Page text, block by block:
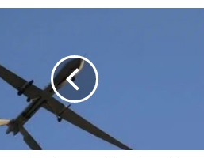
البناء”*
*السعودية وتركيا وباكستان
*رئيس الوزراء يصدر قرارًا
الشؤون الدينية والأوقاف